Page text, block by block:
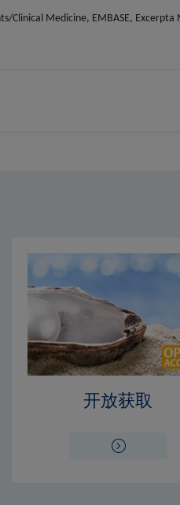
Clinical Medicine, EMBASE, Excerpta
开放获取